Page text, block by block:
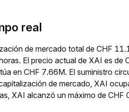
real
de mercado total de CHF
El precio actual de XAI es de
en CHF 7.66M. El suministro
de mercado, XAI
XAI alcanzó un máximo de